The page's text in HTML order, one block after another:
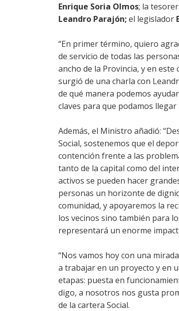
Enrique Soria Olmos; la
Leandro Parajón;el legislador
“En primer término, quiero
de servicio de todas las
ancho de la Provincia, y en
surgió de una charla con
de qué manera podemos
claves para que podamos
Además, el Ministro añadió:
Social, sostenemos que el
contención frente a las
tanto de la capital como del
activos se pueden hacer
personas un horizonte de
comunidad, y apoyaremos la
los vecinos sino también para
representará un enorme
“Nos vamos hoy con una
a trabajar en un proyecto y en
etapas: puesta en
digo, a nosotros nos gusta
de la cartera Social.